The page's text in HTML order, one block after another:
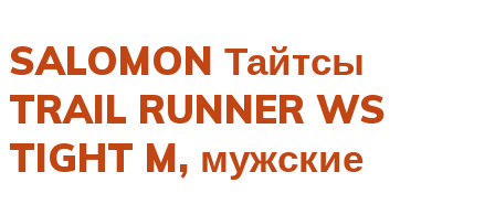
SALOMON Тайтсы
TRAIL RUNNER WS
TIGHT M, мужские